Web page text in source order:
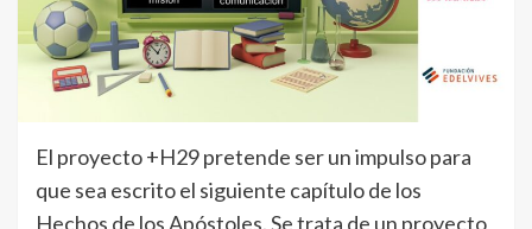
El proyecto +H29 pretende ser un impulso para
que sea escrito el siguiente capítulo de los
Hechos de los Apóstoles. Se trata de un proyecto